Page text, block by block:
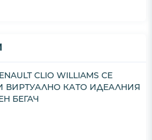
CLIO WILLIAMS СЕ
ВИРТУАЛНО КАТО ИДЕАЛНИЯ
БЕГАЧ